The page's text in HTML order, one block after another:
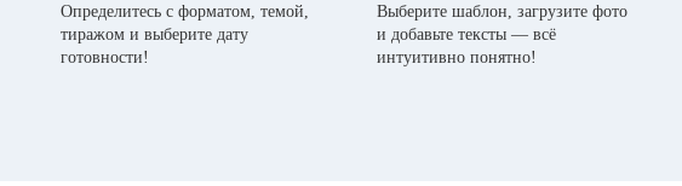
Определитесь с форматом, темой,
тиражом и выберите дату
готовности!
Выберите шаблон, загрузите фото
и добавьте тексты — всё
интуитивно понятно!